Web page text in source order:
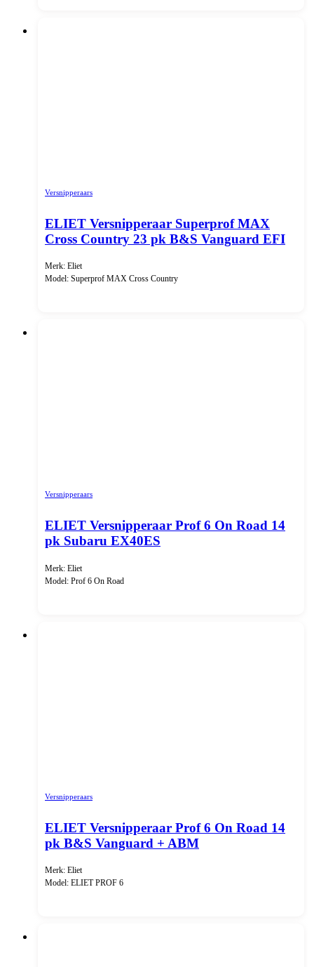
Versnipperaars
ELIET Versnipperaar Superprof MAX
Cross Country 23 pk B&S Vanguard EFI
Merk: Eliet
Model: Superprof MAX Cross Country
Versnipperaars
ELIET Versnipperaar Prof 6 On Road 14
pk Subaru EX40ES
Merk: Eliet
Model: Prof 6 On Road
Versnipperaars
ELIET Versnipperaar Prof 6 On Road 14
pk B&S Vanguard + ABM
Merk: Eliet
Model: ELIET PROF 6